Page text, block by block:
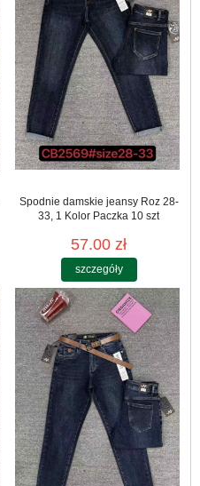
Spodnie damskie jeansy Roz 28-
33, 1 Kolor Paczka 10 szt
57.00 zł
szczegóły